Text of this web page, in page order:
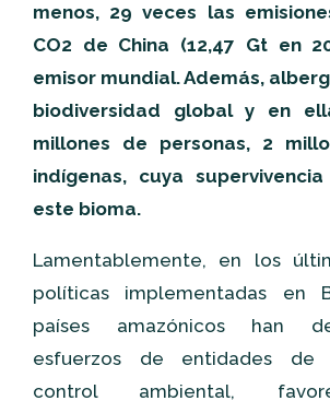
menos, 29 veces las
CO2 de China (12,47 Gt en
emisor mundial. Además,
biodiversidad global y en
millones de personas, 2
indígenas, cuya
este bioma.
Lamentablemente, en los
políticas implementadas en
países amazónicos han
esfuerzos de entidades de
control ambiental,